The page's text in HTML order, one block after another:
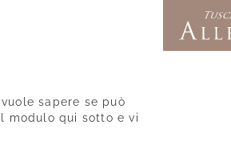
sapere se può
modulo qui sotto e vi